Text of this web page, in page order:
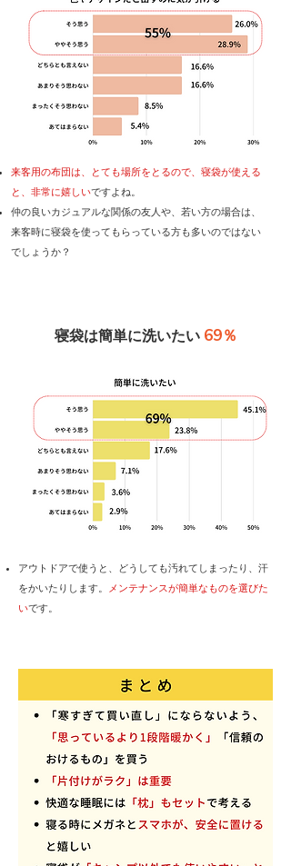
来客用の布団は、とても場所をとるので、寝袋が使える
と、非常に嬉しいですよね。
仲の良いカジュアルな関係の友人や、若い方の場合は、
来客時に寝袋を使ってもらっている方も多いのではない
でしょうか？
寝袋は簡単に洗いたい 69％
​アウトドアで使うと、どうしても汚れてしまったり、汗
をかいたりします。
メンテナンスが簡単なものを選びた
いです。